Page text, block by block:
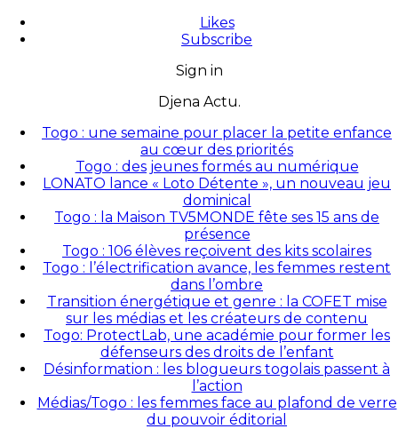
Likes
Subscribe
Sign in
Djena Actu.
Togo : une semaine pour placer la petite enfance
au cœur des priorités
Togo : des jeunes formés au numérique
LONATO lance « Loto Détente », un nouveau jeu
dominical
Togo : la Maison TV5MONDE fête ses 15 ans de
présence
Togo : 106 élèves reçoivent des kits scolaires
Togo : l’électrification avance, les femmes restent
dans l’ombre
Transition énergétique et genre : la COFET mise
sur les médias et les créateurs de contenu
Togo: ProtectLab, une académie pour former les
défenseurs des droits de l’enfant
Désinformation : les blogueurs togolais passent à
l’action
Médias/Togo : les femmes face au plafond de verre
du pouvoir éditorial